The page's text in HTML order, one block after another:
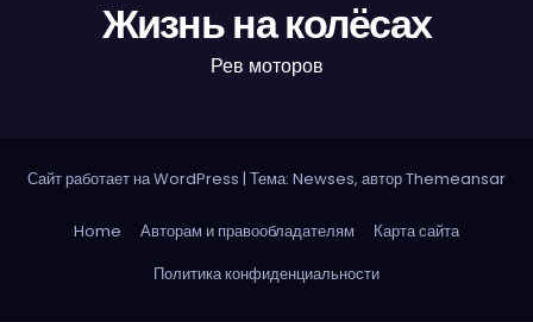
Жизнь на колёсах
Рев моторов
Сайт работает на WordPress | Тема: Newses, авторThemeansar
Home Авторам и правообладателям
Карта сайта
Политика конфиденциальности